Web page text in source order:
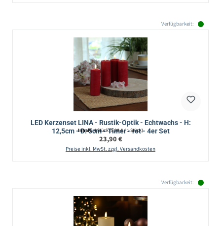
Verfügbarkeit:
LED Kerzenset LINA - Rustik-Optik - Echtwachs - H:
12,5cm - D: 5cm - Timer - rot - 4er Set
Inhalt:4 Stück(5,98 € / 1 Stück)
Regulärer Preis:
23,90 €
Preise inkl. MwSt. zzgl. Versandkosten
Verfügbarkeit: